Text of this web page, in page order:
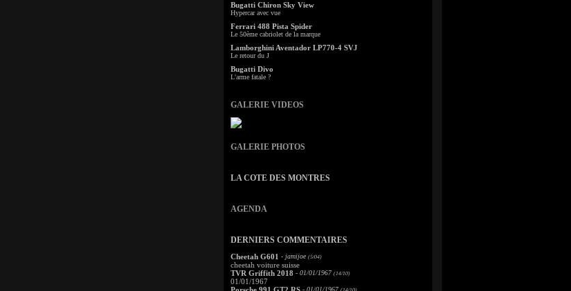
Bugatti Chiron Sky View
Hypercar avec vue
Ferrari 488 Pista Spider
Le 50ème cabriolet de la marque
Lamborghini Aventador LP770-4 SVJ
Le retour du J
Bugatti Divo
L'arme fatale ?
GALERIE VIDEOS
GALERIE PHOTOS
LA COTE DES MONTRES
AGENDA
DERNIERS COMMENTAIRES
Cheetah G601 - jamijoe (5/04)
cheetah voiture suisse
TVR Griffith 2018 - 01/01/1967 (14/10)
01/01/1967
- 01/01/1967